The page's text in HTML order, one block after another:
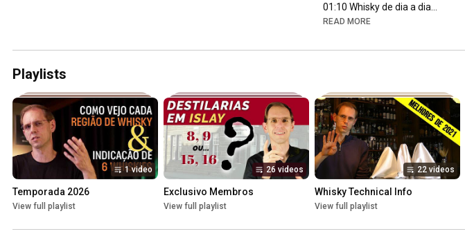
01:10
03:04
07:38 Encerramento
This is an independent opinion
site that sells the products
READ MORE
Playlists
1 video
Temporada 2026
View full playlist
26 videos
Exclusivo Membros
View full playlist
22 videos
Whisky Technical Info
View full playlist